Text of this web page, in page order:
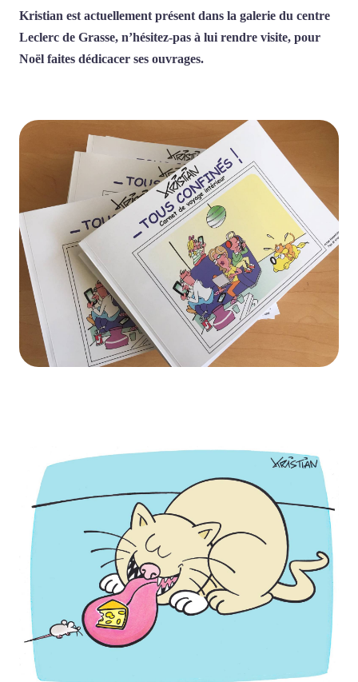
Kristian est actuellement présent dans la galerie du centre
Leclerc de Grasse, n’hésitez-pas à lui rendre visite, pour
Noël faites dédicacer ses ouvrages.